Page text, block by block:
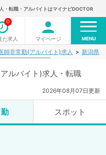
・転職・アルバイトはマイナビDOCTOR
た求人
0
マイページ MENU
師非常勤(アルバイト)求人 新潟県
ルバイト)求人・転職
2026年08月07日更新
スポット